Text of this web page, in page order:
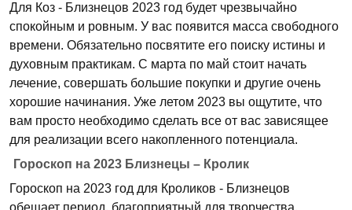
Для Коз - Близнецов 2023 год будет чрезвычайно
спокойным и ровным. У вас появится масса свободного
времени. Обязательно посвятите его поиску истины и
духовным практикам. С марта по май стоит начать
лечение, совершать большие покупки и другие очень
хорошие начинания. Уже летом 2023 вы ощутите, что
вам просто необходимо сделать все от вас зависящее
для реализации всего накопленного потенциала.
Гороскоп на 2023 Близнецы – Кролик
Гороскоп на 2023 год для Кроликов - Близнецов
обещает период, благоприятный для творчества.